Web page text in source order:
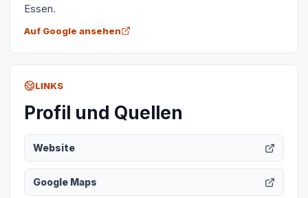
Essen.
Auf Google ansehen
LINKS
Profil und Quellen
Website
Google Maps